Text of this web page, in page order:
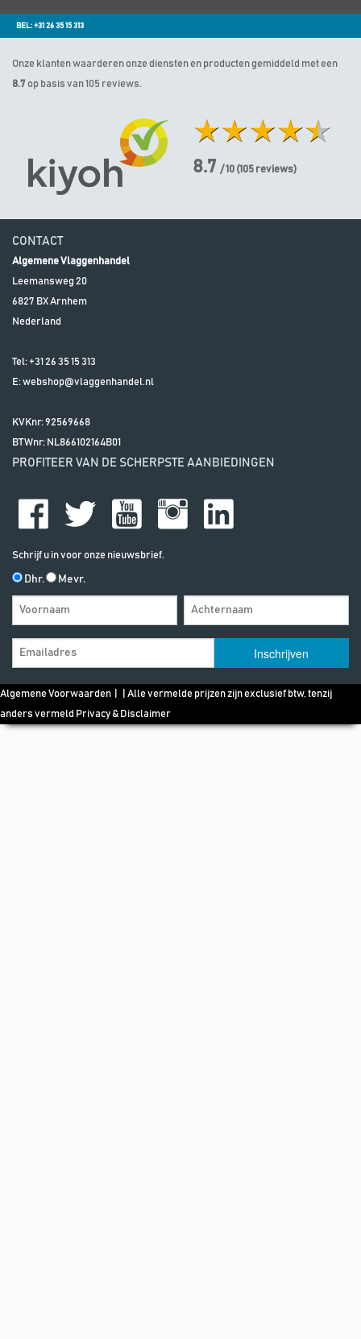
BEL: +31 26 35 15 313
Onze klanten waarderen onze diensten en producten gemiddeld met een
8.7 op basis van 105 reviews.
8.7 / 10 (105 reviews)
CONTACT
Algemene Vlaggenhandel
Leemansweg 20
6827 BXArnhem
Nederland
Tel: +31 26 35 15 313
E:webshop@vlaggenhandel.nl
KVKnr: 92569668
BTWnr: NL866102164B01
PROFITEER VAN DE SCHERPSTE AANBIEDINGEN
Schrijf u in voor onze nieuwsbrief.
Dhr. Mevr.
Algemene Voorwaarden | | Alle vermelde prijzen zijn exclusief btw, tenzij
anders vermeld Privacy & Disclaimer